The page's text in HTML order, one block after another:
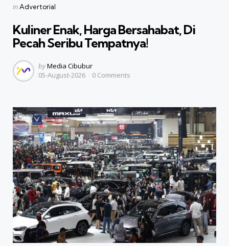
Categories
Posted
inAdvertorial
Kuliner Enak, Harga Bersahabat, Di
Pecah Seribu Tempatnya!
Posted
by
byMedia Cibubur
05-August-2026
0 Comments